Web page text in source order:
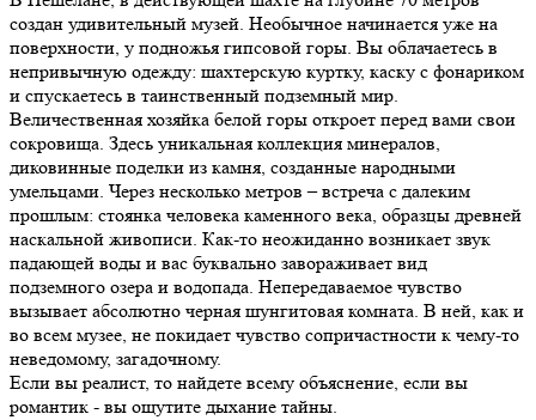
создан удивительный музей. Необычное начинается уже на
поверхности, у подножья гипсовой горы. Вы облачаетесь в
непривычную одежду: шахтерскую куртку, каску с фонариком
и спускаетесь в таинственный подземный мир.
Величественная хозяйка белой горы откроет перед вами свои
сокровища. Здесь уникальная коллекция минералов,
диковинные поделки из камня, созданные народными
умельцами. Через несколько метров – встреча с далеким
прошлым: стоянка человека каменного века, образцы древней
наскальной живописи. Как-то неожиданно возникает звук
падающей воды и вас буквально завораживает вид
подземного озера и водопада. Непередаваемое чувство
вызывает абсолютно черная шунгитовая комната. В ней, как и
во всем музее, не покидает чувство сопричастности к чему-то
неведомому, загадочному.
Если вы реалист, то найдете всему объяснение, если вы
романтик - вы ощутите дыхание тайны.